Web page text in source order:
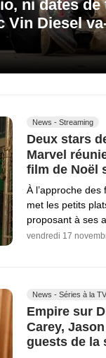
ni dates
Vin Diesel
News - Streaming
Deux stars
Marvel
film de Noël
À l’approche des
met les petits
proposant à ses
vendredi 17
News - Séries à la TV
Empire sur
Carey,
guests de la